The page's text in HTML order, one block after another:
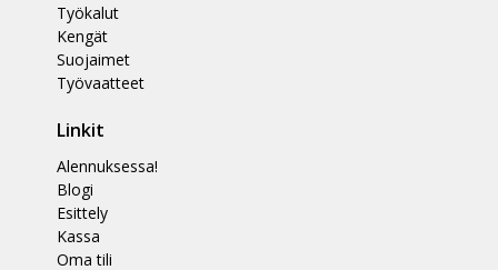
Työkalut
Kengät
Suojaimet
Työvaatteet
Linkit
Alennuksessa!
Blogi
Esittely
Kassa
Oma tili